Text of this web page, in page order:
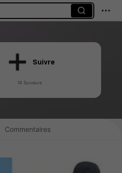
Suivre
14 Suiveurs
Commentaires